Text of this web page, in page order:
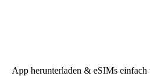
App herunterladen & eSIMs einfach